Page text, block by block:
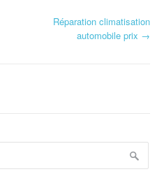
Réparation climatisation
automobile prix →